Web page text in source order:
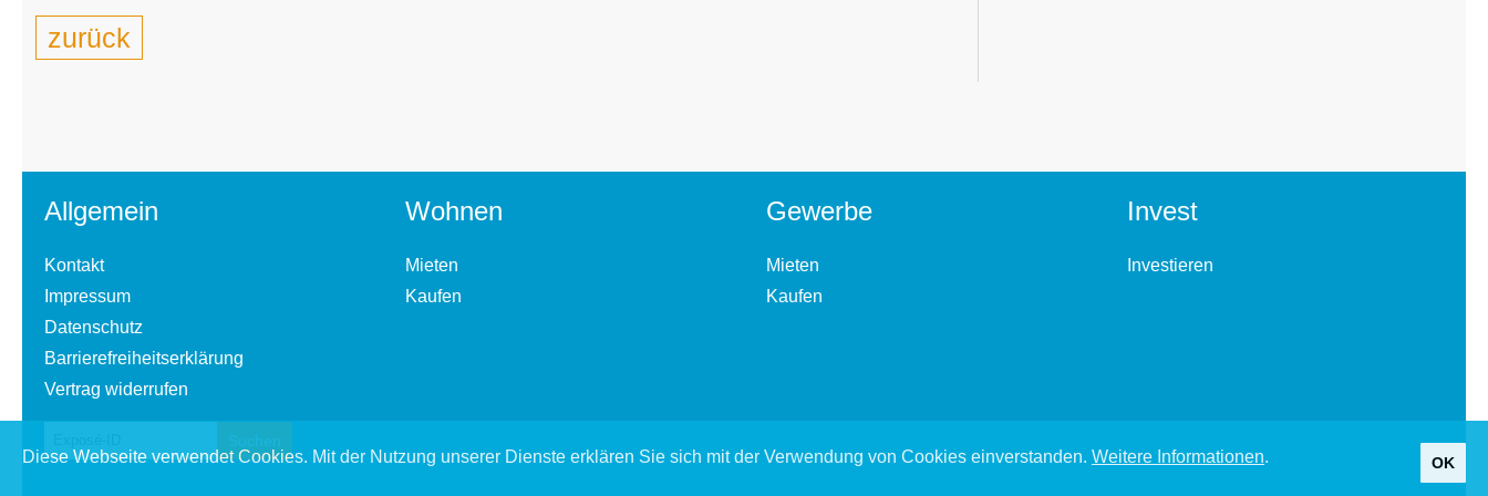
zurück
Allgemein
Kontakt
Impressum
Datenschutz
Barrierefreiheitserklärung
Vertrag widerrufen
Wohnen
Mieten
Kaufen
Gewerbe
Mieten
Kaufen
Invest
Investieren
Diese Webseite verwendet Cookies. Mit der Nutzung unserer Dienste erklären Sie sich mit der Verwendung von Cookies einverstanden. Weitere Informationen. OK